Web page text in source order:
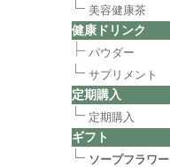
美容健康茶
健康ドリンク
パウダー
サプリメント
定期購入
定期購入
ギフト
ソープフラワー